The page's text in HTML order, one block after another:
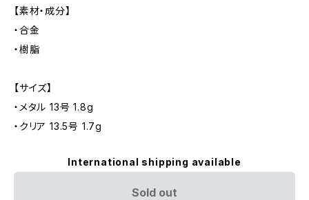
【素材・成分】
・合金
・樹脂
【サイズ】
・メタル 13号 1.8g
・クリア 13.5号 1.7g
International shipping available
Sold out